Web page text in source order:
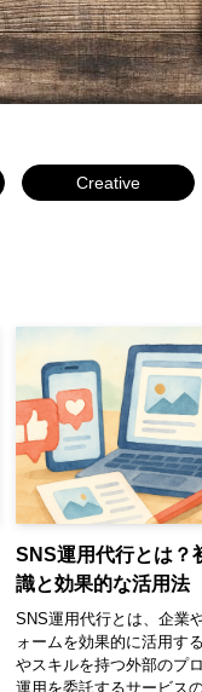
Creative
SNS運用代行とは？
識と効果的な活用法
SNS運用代行とは、企業
ォームを効果的に活用す
やスキルを持つ外部のプ
運用を委託するサービス